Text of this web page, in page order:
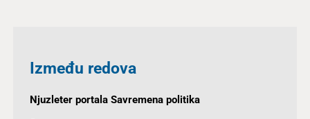
Između redova
Njuzleter portala Savremena politika